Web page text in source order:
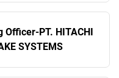
Officer-PT. HITACHI
SYSTEMS